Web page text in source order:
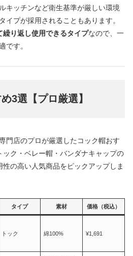
キッチンなど衛生基準が厳しい環境
イプが採用されることもあります。
繰り返し使用できるタイプなので、一
です。
3選【プロ厳選】
門店のプロが厳選したコック帽おす
ク・ベレー帽・バンダナキャップの
の高い人気商品をピックアップしま
タイプ 素材 価格（税込）
トック 綿100% ¥1,691